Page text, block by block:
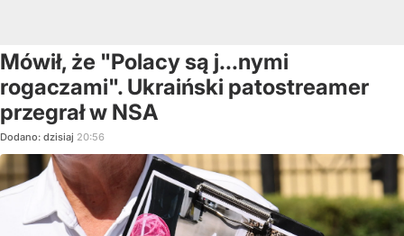
Mówił, że "Polacy są j...nymi
rogaczami". Ukraiński patostreamer
przegrał w NSA
Dodano: dzisiaj 20:56